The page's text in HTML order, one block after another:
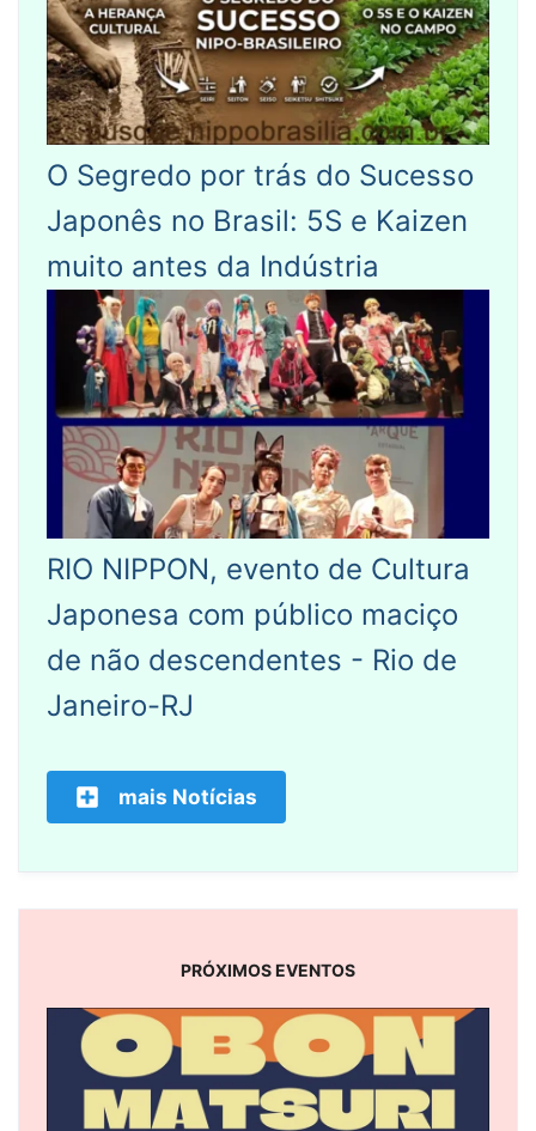
O Segredo por trás do Sucesso
Japonês no Brasil: 5S e Kaizen
muito antes da Indústria
RIO NIPPON, evento de Cultura
Japonesa com público maciço
de não descendentes - Rio de
Janeiro-RJ
mais Notícias
PRÓXIMOS EVENTOS